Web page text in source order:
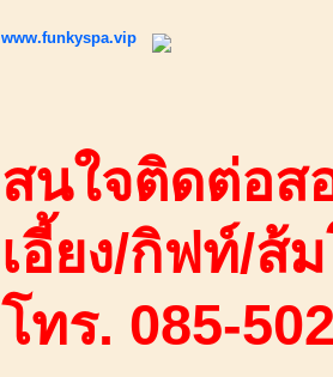
www.funkyspa.vip
สนใจติดต่อส
เอี้ยง/กิฟท์/ส้
โทร. 085-